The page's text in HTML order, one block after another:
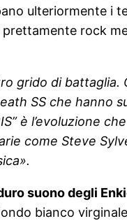
ulteriormente i
rock
grido di
SS che hanno
è l’evoluzione
come Steve
suono degli
bianco